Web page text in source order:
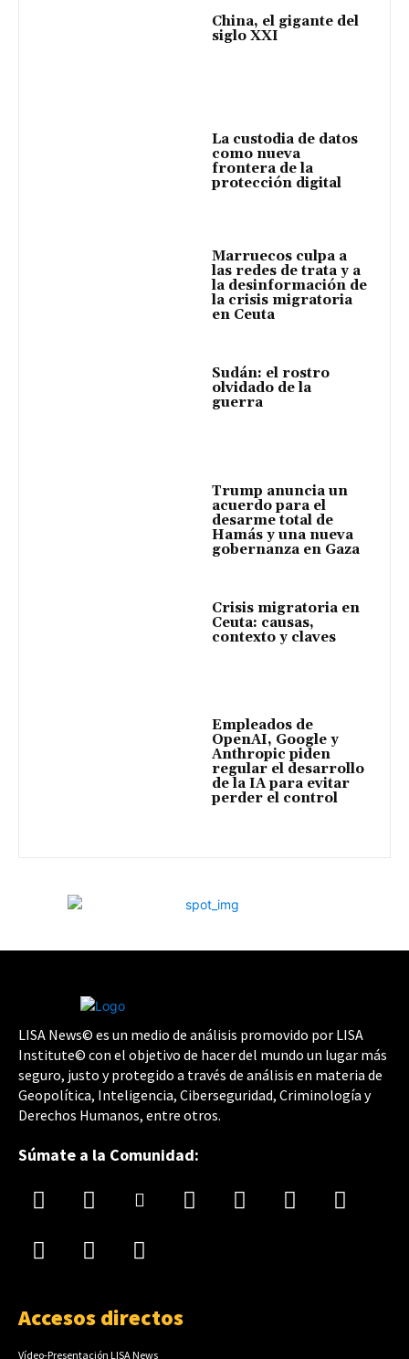
China, el gigante del
siglo XXI
La custodia de datos
como nueva
frontera de la
protección digital
Marruecos culpa a
las redes de trata y a
la desinformación de
la crisis migratoria
en Ceuta
Sudán: el rostro
olvidado de la
guerra
Trump anuncia un
acuerdo para el
desarme total de
Hamás y una nueva
gobernanza en Gaza
Crisis migratoria en
Ceuta: causas,
contexto y claves
Empleados de
OpenAI, Google y
Anthropic piden
regular el desarrollo
de la IA para evitar
perder el control
LISA News© es un medio de análisis promovido por LISA
Institute© con el objetivo de hacer del mundo un lugar más
seguro, justo y protegido a través de análisis en materia de
Geopolítica, Inteligencia, Ciberseguridad, Criminología y
Derechos Humanos, entre otros.
Súmate a la Comunidad:
Accesos directos
Vídeo-Presentación LISA News